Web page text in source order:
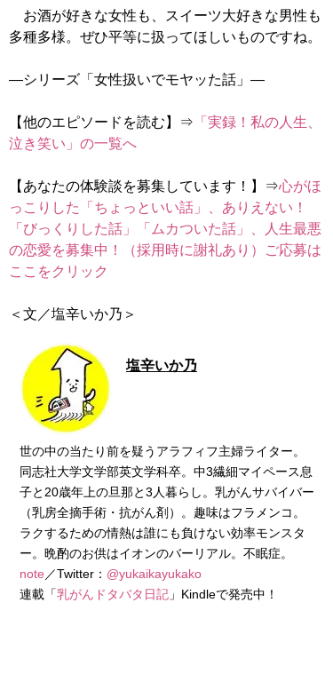
お酒が好きな女性も、スイーツ大好きな男性も
多種多様。ぜひ平等に扱ってほしいものですね。
―シリーズ「女性扱いでモヤッた話」―
【他のエピソードを読む】⇒ 「実録！私の人生、
泣き笑い」の一覧へ
【あなたの体験談を募集しています！】⇒心がほ
っこりした「ちょっといい話」、ありえない！
「びっくりした話」「ムカついた話」、人生最悪
の恋愛を募集中！（採用時に謝礼あり）ご応募は
ここをクリック
＜文／塩辛いか乃＞
塩辛いか乃
世の中の当たり前を疑うアラフィフ主婦ライター。
同志社大学文学部英文学科卒。中3繊細マイペース息
子と20歳年上の旦那と3人暮らし。乳がんサバイバー
（乳房全摘手術・抗がん剤）。趣味はフラメンコ。
ラクするための情熱は誰にも負けない効率モンスタ
ー。晩酌のお供はイオンのバーリアル。不眠症。
note ／Twitter： @yukaikayukako
連載「乳がんドタバタ日記 」Kindleで発売中！